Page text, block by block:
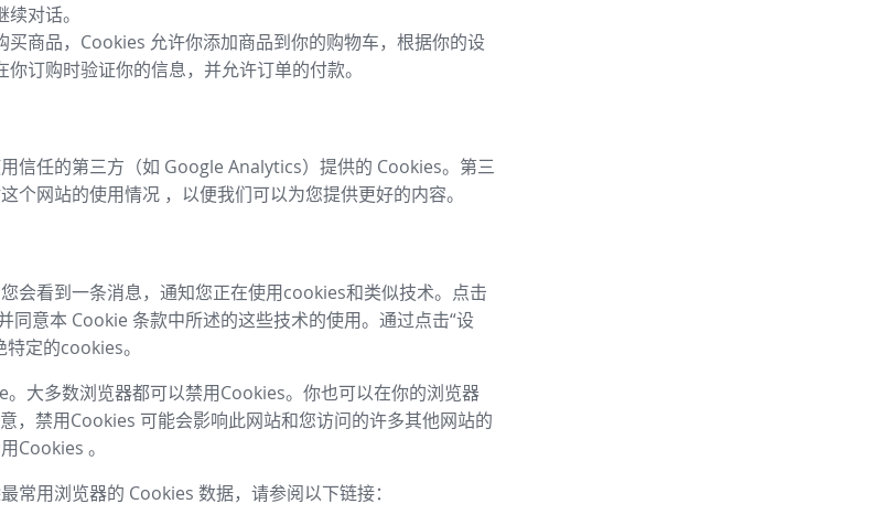
对话。
买商品，Cookies 允许你添加商品到你的购物车，根据你的设
订购时验证你的信息，并允许订单的付款。
信任的第三方（如 Google Analytics）提供的 Cookies。第三
个网站的使用情况 ，以便我们可以为您提供更好的内容。
会看到一条消息，通知您正在使用cookies和类似技术。点击
同意本 Cookie 条款中所述的这些技术的使用。通过点击“设
定的cookies。
大多数浏览器都可以禁用Cookies。你也可以在你的浏览器
，禁用Cookies 可能会影响此网站和您访问的许多其他网站的
Cookies 。
常用浏览器的 Cookies 数据，请参阅以下链接：